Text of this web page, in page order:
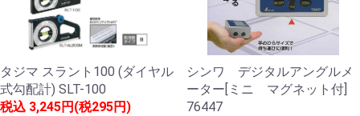
タジマ スラント100 (ダイヤル
式勾配計) SLT-100
税込 3,245円(税295円)
シンワ デジタルアングルメ
ーター[ミニ マグネット付]
76447